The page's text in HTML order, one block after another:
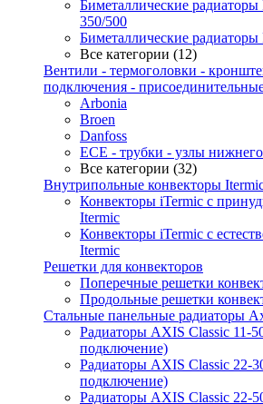
Биметаллические радиаторы
350/500
Биметаллические
Все категории (12)
Вентили - термоголовки -
подключения -
Arbonia
Broen
Danfoss
ECE - трубки - узлы
Все категории (32)
Внутрипольные конвекторы
Конвекторы iTermic c
Itermic
Конвекторы iTermic с
Itermic
Решетки для конвекторов
Поперечные решетки
Продольные решетки
Стальные панельные радиаторы
Радиаторы AXIS Classic 11-
подключение)
Радиаторы AXIS Classic 22-
подключение)
Радиаторы AXIS Classic 22-